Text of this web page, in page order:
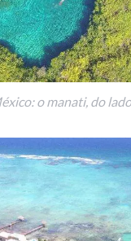
o manati, do